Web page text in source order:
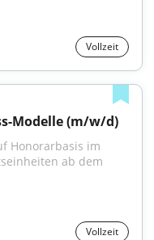
Vollzeit
Modelle (m/w/d)
Honorarbasis im
ab dem
Vollzeit